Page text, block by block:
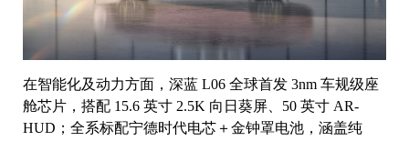
在智能化及动力方面，深蓝 L06 全球首发 3nm 车规级座
舱芯片，搭配 15.6 英寸 2.5K 向日葵屏、50 英寸 AR-
HUD；全系标配宁德时代电芯＋金钟罩电池，涵盖纯